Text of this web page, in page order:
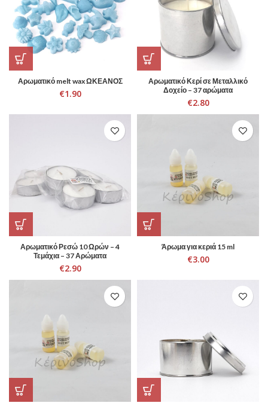
Αρωματικό melt wax ΩΚΕΑΝΟΣ
€1.90
Αρωματικό Κερί σε Μεταλλικό
Δοχείο – 37 αρώματα
€2.80
Αρωματικό Ρεσώ 10 Ωρών – 4
Τεμάχια – 37 Αρώματα
€2.90
Άρωμα για κεριά 15 ml
€3.00